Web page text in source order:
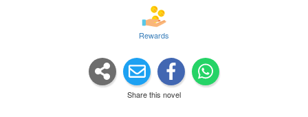
Rewards
Share this novel